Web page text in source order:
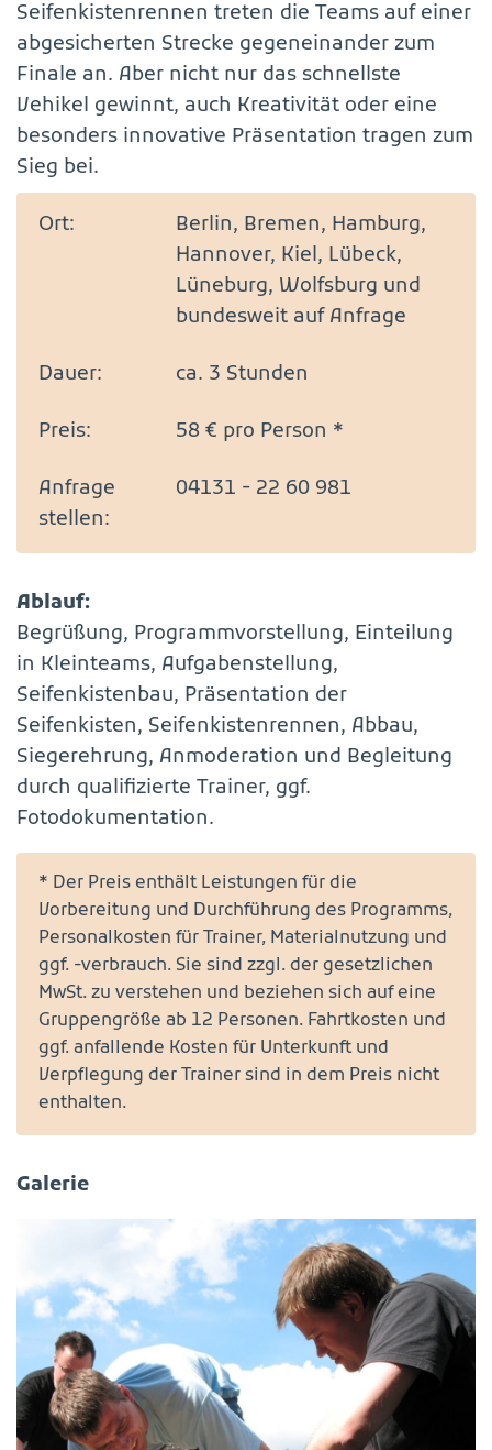
Seifenkistenrennen treten die Teams auf einer
abgesicherten Strecke gegeneinander zum
Finale an. Aber nicht nur das schnellste
Vehikel gewinnt, auch Kreativität oder eine
besonders innovative Präsentation tragen zum
Sieg bei.
Ort:
Berlin, Bremen, Hamburg,
Hannover, Kiel, Lübeck,
Lüneburg, Wolfsburg und
bundesweit auf Anfrage
Dauer: ca. 3 Stunden
Preis: 58 € pro Person *
Anfrage
stellen:
04131 - 22 60 981
Ablauf:
Begrüßung, Programmvorstellung, Einteilung
in Kleinteams, Aufgabenstellung,
Seifenkistenbau, Präsentation der
Seifenkisten, Seifenkistenrennen, Abbau,
Siegerehrung, Anmoderation und Begleitung
durch qualifizierte Trainer, ggf.
Fotodokumentation.
* Der Preis enthält Leistungen für die
Vorbereitung und Durchführung des Programms,
Personalkosten für Trainer, Materialnutzung und
ggf. -verbrauch. Sie sind zzgl. der gesetzlichen
MwSt. zu verstehen und beziehen sich auf eine
Gruppengröße ab 12 Personen. Fahrtkosten und
ggf. anfallende Kosten für Unterkunft und
Verpflegung der Trainer sind in dem Preis nicht
enthalten.
Galerie